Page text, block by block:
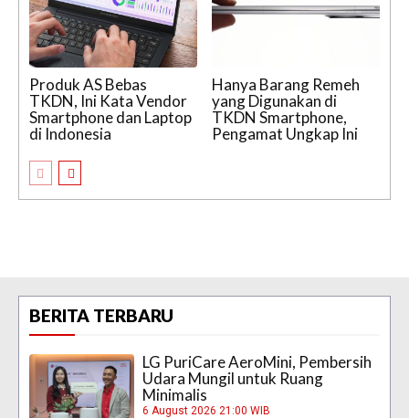
Produk AS Bebas
TKDN, Ini Kata Vendor
Smartphone dan Laptop
di Indonesia
Hanya Barang Remeh
yang Digunakan di
TKDN Smartphone,
Pengamat Ungkap Ini
BERITA TERBARU
LG PuriCare AeroMini, Pembersih
Udara Mungil untuk Ruang
Minimalis
6 August 2026 21:00 WIB